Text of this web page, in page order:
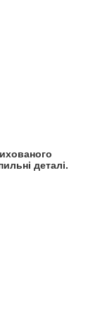
деталі.